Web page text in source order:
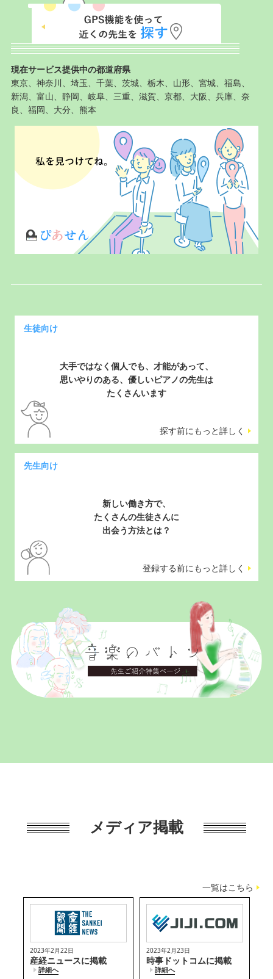
現在サービス提供中の都道府県
東京、神奈川、埼玉、千葉、茨城、栃木、山形、宮城、福島、
新潟、富山、静岡、岐阜、三重、滋賀、京都、大阪、兵庫、奈
良、福岡、大分、熊本
大手ではなく個人でも、才能があって、
思いやりのある、優しいピアノの先生は
たくさんいます
探す前にもっと詳しく
新しい働き方で、
たくさんの生徒さんに
出会う方法とは？
登録する前にもっと詳しく
メディア掲載
一覧はこちら
2023年2月22日
産経ニュースに掲載
詳細へ
2023年2月23日
時事ドットコムに掲載
詳細へ